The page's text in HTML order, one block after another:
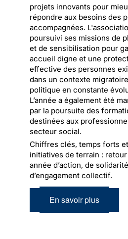
projets innovants pour
répondre aux besoins des
accompagnées.
poursuivi ses missions de
et de sensibilisation pour
accueil digne et une
effective des personnes
dans un contexte
politique en constante
L’année a également été
par la poursuite des
destinées aux
secteur social.
Chiffres clés, temps forts et
initiatives de terrain :
année d’action, de
d’engagement collectif.
En savoir plus